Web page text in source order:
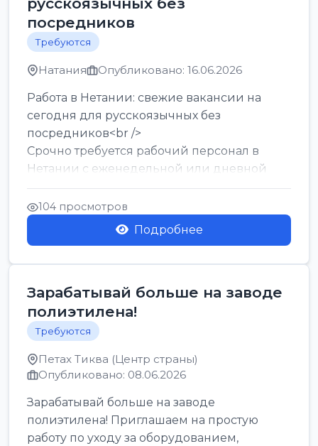
посредников
Требуются
Натания Опубликовано: 16.06.2026
Работа в Нетании: свежие вакансии на
сегодня для русскоязычных без
посредников<br />
Срочно требуется рабочий персонал в
Нетании с еженедельной или дневной
оплатой<br />
Свежие вакансии в Нетании дл...
104 просмотров
Подробнее
Зарабатывай больше на заводе
полиэтилена!
Требуются
Петах Тиква (Центр страны)
Опубликовано: 08.06.2026
Зарабатывай больше на заводе
полиэтилена! Приглашаем на простую
работу по уходу за оборудованием,